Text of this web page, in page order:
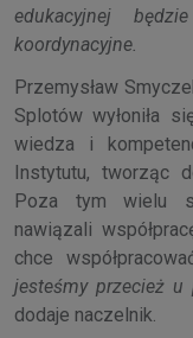
edukacyjnej
koordynacyjne.
Przemysław
Splotów wyłoniła
wiedza i
Instytutu, tworząc
Poza tym wielu
nawiązali
chce
jesteśmy przecież u
dodaje naczelnik.